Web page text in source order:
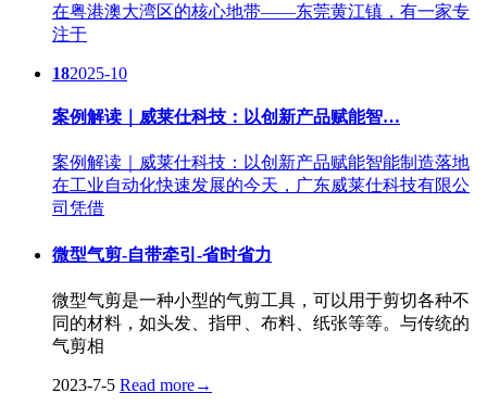
在粤港澳大湾区的核心地带——东莞黄江镇，有一家专
注于
182025-10
案例解读｜威莱仕科技：以创新产品赋能智…
案例解读｜威莱仕科技：以创新产品赋能智能制造落地
在工业自动化快速发展的今天，广东威莱仕科技有限公
司凭借
微型气剪-自带牵引-省时省力
微型气剪是一种小型的气剪工具，可以用于剪切各种不
同的材料，如头发、指甲、布料、纸张等等。与传统的
气剪相
2023-7-5 Read more→